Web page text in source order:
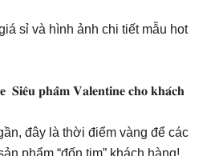
sỉ và hình ảnh chi tiết mẫu hot
𝐩𝐡𝐚̂̉𝐦 𝐕𝐚𝐥𝐞𝐧𝐭𝐢𝐧𝐞 𝐜𝐡𝐨 𝐤𝐡𝐚́𝐜𝐡
đây là thời điểm vàng để các